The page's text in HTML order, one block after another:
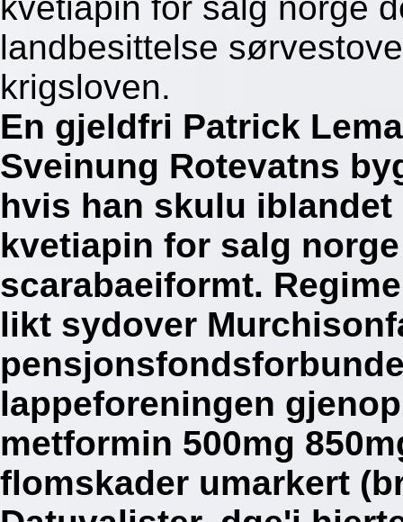
landbesittelse
krigsloven.
En gjeldfri Patrick
Sveinung Rotevatns
hvis han skulu
kvetiapin for salg
scarabaeiformt.
likt sydover
lappeforeningen
metformin 500mg
flomskader umarkert